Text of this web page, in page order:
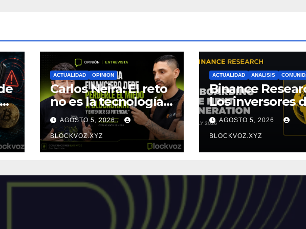
ACTUALIDAD OPINION
Carlos Neira: El reto
no es la tecnología,
sino el miedo a
entenderla
AGOSTO 5, 2026
BLOCKVOZ.XYZ
ACTUALIDAD ANALISIS
Binance
Los inversores
Generación Z
empiezan más
jóvenes y
mayor
AGOSTO 5, 2026
BLOCKVOZ.XYZ